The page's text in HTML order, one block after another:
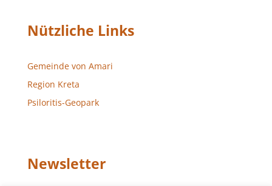
Nützliche Links
Gemeinde von Amari
Region Kreta
Psiloritis-Geopark
Newsletter